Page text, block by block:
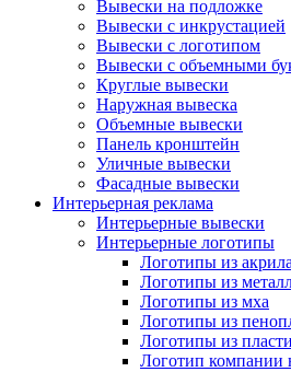
Вывески на подложке
Вывески с инкрустацией
Вывески с логотипом
Вывески с объемными
Круглые вывески
Наружная вывеска
Объемные вывески
Панель кронштейн
Уличные вывески
Фасадные вывески
Интерьерная реклама
Интерьерные вывески
Интерьерные логотипы
Логотипы из акрила
Логотипы из
Логотипы из мха
Логотипы из
Логотипы из
Логотип компании